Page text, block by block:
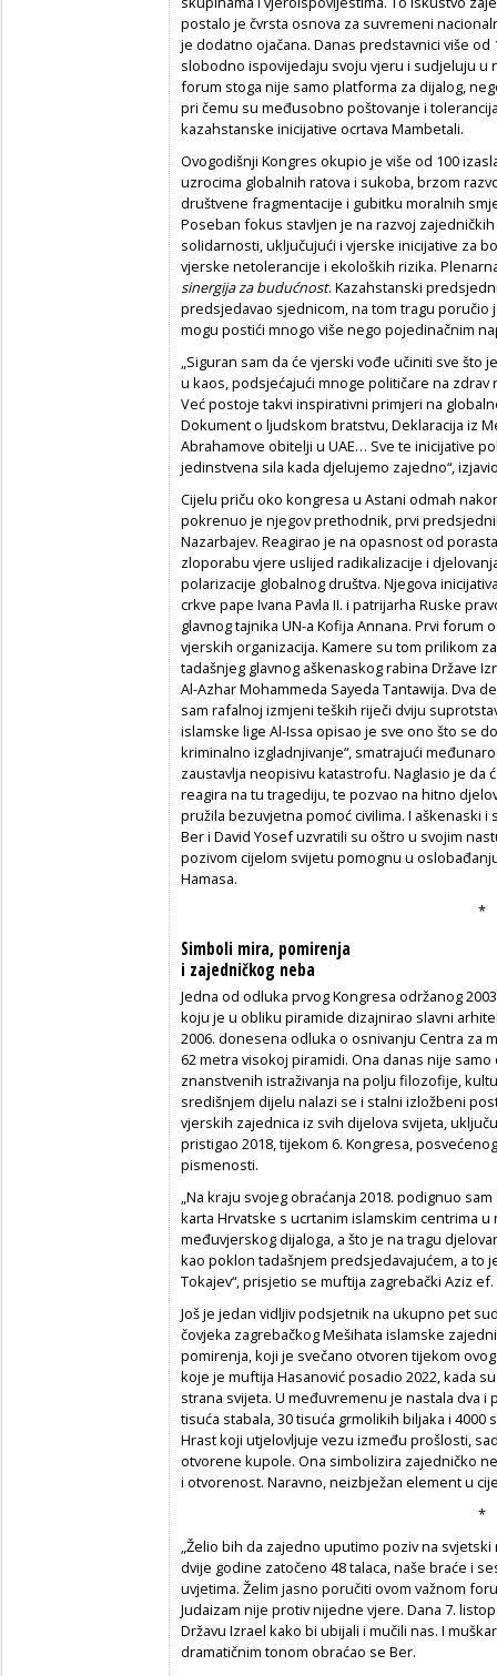
postalo je čvrsta osnova za suvremeni
je dodatno ojačana. Danas predstavnici više
slobodno ispovijedaju svoju vjeru i sudjeluju u
forum stoga nije samo platforma za dijalog,
pri čemu su međusobno poštovanje i
kazahstanske inicijative ocrtava Mambetali.
Ovogodišnji Kongres okupio je više od 100
uzrocima globalnih ratova i sukoba, brzom
društvene fragmentacije i gubitku moralnih
Poseban fokus stavljen je na razvoj
solidarnosti, uključujući i vjerske inicijative za
vjerske netolerancije i ekoloških rizika.
sinergija za budućnost. Kazahstanski
predsjedavao sjednicom, na tom tragu poručio
mogu postići mnogo više nego pojedinačnim
„Siguran sam da će vjerski vođe učiniti sve što
u kaos, podsjećajući mnoge političare na
Već postoje takvi inspirativni primjeri na
Dokument o ljudskom bratstvu, Deklaracija iz
Abrahamove obitelji u UAE… Sve te inicijative
jedinstvena sila kada djelujemo zajedno“,
Cijelu priču oko kongresa u Astani odmah
pokrenuo je njegov prethodnik, prvi
Nazarbajev. Reagirao je na opasnost od
zloporabu vjere uslijed radikalizacije i
polarizacije globalnog društva. Njegova
crkve pape Ivana Pavla II. i patrijarha Ruske
glavnog tajnika UN-a Kofija Annana. Prvi
vjerskih organizacija. Kamere su tom prilikom
tadašnjeg glavnog aškenaskog rabina Države
Al-Azhar Mohammeda Sayeda Tantawija. Dva
sam rafalnoj izmjeni teških riječi dviju
islamske lige Al-Issa opisao je sve ono što se
kriminalno izgladnjivanje“, smatrajući
zaustavlja neopisivu katastrofu. Naglasio je da
reagira na tu tragediju, te pozvao na hitno
pružila bezuvjetna pomoć civilima. I aškenaski
Ber i David Yosef uzvratili su oštro u svojim
pozivom cijelom svijetu pomognu u
Hamasa.
*
Simboli mira, pomirenja
i zajedničkog neba
Jedna od odluka prvog Kongresa održanog
koju je u obliku piramide dizajnirao slavni
2006. donesena odluka o osnivanju Centra za
62 metra visokoj piramidi. Ona danas nije
znanstvenih istraživanja na polju filozofije,
središnjem dijelu nalazi se i stalni izložbeni
vjerskih zajednica iz svih dijelova svijeta,
pristigao 2018, tijekom 6. Kongresa,
pismenosti.
„Na kraju svojeg obraćanja 2018. podignuo
karta Hrvatske s ucrtanim islamskim centrima
međuvjerskog dijaloga, a što je na tragu
kao poklon tadašnjem predsjedavajućem, a to
Tokajev“, prisjetio se muftija zagrebački Aziz ef.
Još je jedan vidljiv podsjetnik na ukupno pet
čovjeka zagrebačkog Mešihata islamske
pomirenja, koji je svečano otvoren tijekom
koje je muftija Hasanović posadio 2022, kada
strana svijeta. U međuvremenu je nastala dva
tisuća stabala, 30 tisuća grmolikih biljaka i 4000
Hrast koji utjelovljuje vezu između prošlosti,
otvorene kupole. Ona simbolizira zajedničko
i otvorenost. Naravno, neizbježan element u
*
„Želio bih da zajedno uputimo poziv na
dvije godine zatočeno 48 talaca, naše braće i
uvjetima. Želim jasno poručiti ovom važnom
Judaizam nije protiv nijedne vjere. Dana 7.
Državu Izrael kako bi ubijali i mučili nas. I
dramatičnim tonom obraćao se Ber.